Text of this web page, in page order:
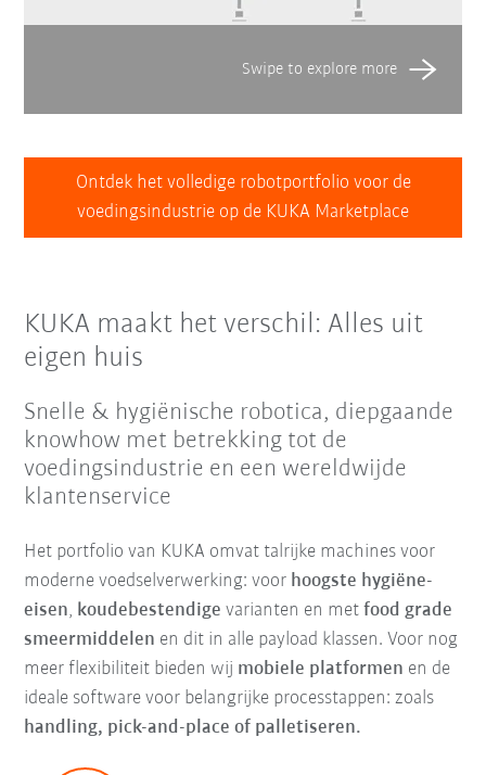
Ontdek het volledige robotportfolio voor de
voedingsindustrie op de KUKA Marketplace
KUKA maakt het verschil: Alles uit
eigen huis
Snelle & hygiënische robotica, diepgaande
knowhow met betrekking tot de
voedingsindustrie en een wereldwijde
klantenservice
Het portfolio van KUKA omvat talrijke machines voor
moderne voedselverwerking: voor hoogste hygiëne-
eisen, koudebestendigevarianten en metfood grade
smeermiddelen en dit in alle payload klassen. Voor nog
meer flexibiliteit bieden wij mobiele platformen en de
ideale software voor belangrijke processtappen: zoals
handling, pick-and-place of palletiseren.